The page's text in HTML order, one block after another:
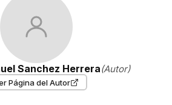
Sanchez Herrera(Autor)
Página del Autor